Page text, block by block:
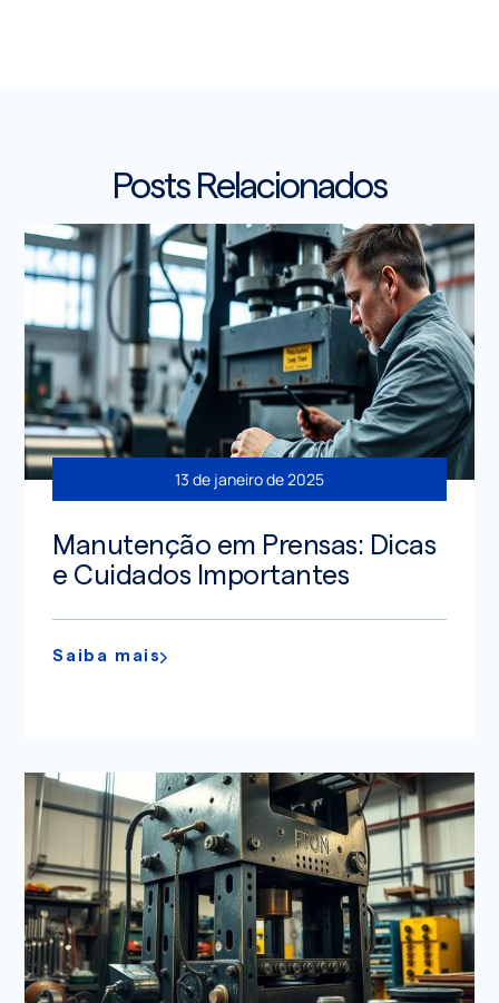
Posts Relacionados
13 de janeiro de 2025
Manutenção em Prensas: Dicas
e Cuidados Importantes
Saiba mais